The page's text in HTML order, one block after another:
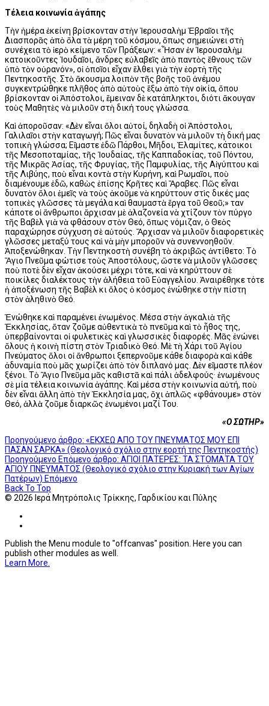
Τέλεια κοινωνία ἀγάπης
Τὴν ἡμέρα ἐκείνη βρίσκονταν στὴν Ἱερουσαλὴμ Ἑβραῖοι τῆς
Διασπορᾶς ἀπὸ ὅλα τὰ μέρη τοῦ κόσμου, ὅπως σημειώνει στὴ
συνέχεια τὸ ἱερὸ κείμενο τῶν Πράξεων: «Ἦσαν ἐν Ἱερουσαλὴμ
κατοικοῦντες Ἰουδαῖοι, ἄνδρες εὐλαβεῖς ἀπὸ παντὸς ἔθνους τῶν
ὑπὸ τὸν οὐρανόν», οἱ ὁποῖοι εἶχαν ἔλθει γιὰ τὴν ἑορτὴ τῆς
Πεντηκοστῆς. Στὸ ἄκουσμα λοιπὸν τῆς βοῆς τοῦ ἀνέμου
συγκεντρώθηκε πλῆθος ἀπὸ αὐτοὺς ἔξω ἀπὸ τὴν οἰκία, ὅπου
βρίσκονταν οἱ Ἀπόστολοι, ἔμειναν δὲ κατάπληκτοι, διότι ἄκουγαν
τοὺς Μαθητὲς νὰ μιλοῦν στὴ δική τους γλώσσα.
Καὶ ἀποροῦσαν: «Δὲν εἶναι ὅλοι αὐτοί, δηλαδὴ οἱ Ἀπόστολοι,
Γαλιλαῖοι στὴν καταγωγή; Πῶς εἶναι δυνατὸν νὰ μιλοῦν τὴ δική μας
τοπικὴ γλώσσα; Εἴμαστε ἐδῶ Πάρθοι, Μῆδοι, Ἐλαμίτες, κάτοικοι
τῆς Μεσοποταμίας, τῆς Ἰουδαίας, τῆς Καππαδοκίας, τοῦ Πόντου,
τῆς Μικρᾶς Ἀσίας, τῆς Φρυγίας, τῆς Παμφυλίας, τῆς Αἰγύπτου καὶ
τῆς Λιβύης, ποὺ εἶναι κοντὰ στὴν Κυρήνη, καὶ Ρωμαῖοι, ποὺ
διαμένουμε ἐδῶ, καθὼς ἐπίσης Κρῆτες καὶ Ἄραβες. Πῶς εἶναι
δυνατὸν ὅλοι ἐμεῖς νὰ τοὺς ἀκοῦμε νὰ κηρύττουν στὶς δικές μας
τοπικὲς γλῶσσες τὰ μεγάλα καὶ θαυμαστὰ ἔργα τοῦ Θεοῦ;» Ὅταν
κάποτε οἱ ἄνθρωποι ἄρχισαν μὲ ἀλαζονεία νὰ χτίζουν τὸν πύργο
τῆς Βαβὲλ γιὰ νὰ φθάσουν στὸν Θεό, ὅπως νόμιζαν, ὁ Θεὸς
παραχώρησε σύγχυση σὲ αὐτούς. Ἄρχισαν νὰ μιλοῦν διαφορετικὲς
γλῶσσες μεταξύ τους καὶ νὰ μὴν μποροῦν νὰ συνεννοηθοῦν.
Ἀποξενώθηκαν. Τὴν Πεντηκοστὴ συνέβη τὸ ἀκριβῶς ἀντίθετο: Τὸ
Ἅγιο Πνεῦμα φώτισε τοὺς Ἀποστόλους, ὥστε νὰ μιλοῦν γλῶσσες
ποὺ ποτὲ δὲν εἶχαν ἀκούσει μέχρι τότε, καὶ νὰ κηρύττουν σὲ
ποικίλες διαλέκτους τὴν ἀλήθεια τοῦ Εὐαγγελίου. Ἀναιρέθηκε τότε
ἡ ἀποξένωση τῆς Βαβὲλ κι ὅλος ὁ κόσμος ἑνώθηκε στὴν πίστη
στὸν ἀληθινὸ Θεό.
Ἑνώθηκε καὶ παραμένει ἑνωμένος. Μέσα στὴν ἀγκαλιὰ τῆς
Ἐκκλησίας, ὅταν ζοῦμε αὐθεντικὰ τὸ πνεῦμα καὶ τὸ ἦθος της,
ὑπερβαίνονται οἱ φυλετικὲς καὶ γλωσσικὲς διαφορές. Μᾶς ἑνώνει
ὅλους ἡ κοινὴ πίστη στὸν Τριαδικὸ Θεό. Μὲ τὴ Χάρι τοῦ Ἁγίου
Πνεύματος ὅλοι οἱ ἄνθρωποι ξεπερνοῦμε κάθε διαφορὰ καὶ κάθε
ἀδυναμία ποὺ μᾶς χωρίζει ἀπὸ τὸν διπλανό μας. Δὲν εἴμαστε πλέον
ξένοι. Τὸ Ἅγιο Πνεῦμα μᾶς καθιστᾶ καὶ πάλι ἀδελφούς· ἑνωμένους
σὲ μία τέλεια κοινωνία ἀγάπης. Καὶ μέσα στὴν κοινωνία αὐτή, ποὺ
δὲν εἶναι ἄλλη ἀπὸ τὴν Ἐκκλησία μας, ὄχι ἁπλῶς «φθάνουμε» στὸν
Θεό, ἀλλὰ ζοῦμε διαρκῶς ἑνωμένοι μαζί Του.
«Ο ΣΩΤΗΡ»
Προηγούμενο άρθρο: «ΕΚΧΕΩ ΑΠΟ ΤΟΥ ΠΝΕΥΜΑΤΟΣ ΜΟΥ ΕΠΙ
ΠΑΣΑΝ ΣΑΡΚΑ» (Θεολογικό σχόλιο στην εορτή της Πεντηκοστής)
Προηγούμενο Επόμενο άρθρο: ΑΓΙΟΙ ΠΑΤΕΡΕΣ: ΤΑ ΣΤΟΜΑΤΑ ΤΟΥ
ΑΓΙΟΥ ΠΝΕΥΜΑΤΟΣ (Θεολογικό σχόλιο στην Κυριακή των Αγίων
Πατέρων) Επόμενο
Back To Top
© 2026 Ιερά Μητρόπολις Τρίκκης, Γαρδικίου και Πύλης
Publish the Menu module to "offcanvas" position. Here you can
publish other modules as well.
Learn More.